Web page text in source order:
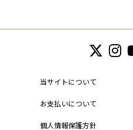
当サイトについて
お支払いについて
個人情報保護方針